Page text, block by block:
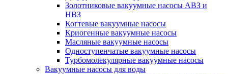
Золотниковые вакуумные насосы АВЗ и
НВЗ
Когтевые вакуумные насосы
Криогенные вакуумные насосы
Масляные вакуумные насосы
Одноступенчатые вакуумные насосы
Турбомолекулярные вакуумные насосы
Вакуумные насосы для воды